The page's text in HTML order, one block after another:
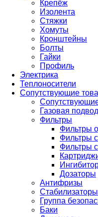
Крепёж
Изолента
Стяжки
Хомуты
Кронштейны
Болты
Гайки
Профиль
Электрика
Теплоносители
Сопутствующие
Газовая
Фильтры
Фильтры
Фильтры
Фильтры
Дозаторы
Антифризы
Группа
Баки